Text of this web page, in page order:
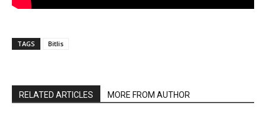
TAGS Bitlis
RELATED ARTICLES MORE FROM AUTHOR